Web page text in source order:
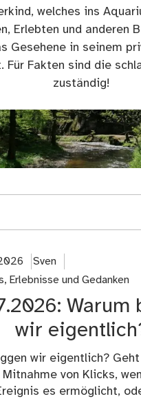
welches ins
Erlebten und anderen
Gesehene in seinem
Für Fakten sind die
zuständig!
Sven
, Erlebnisse und Gedanken
Warum
wir
wir eigentlich?
von Klicks,
es ermöglicht,